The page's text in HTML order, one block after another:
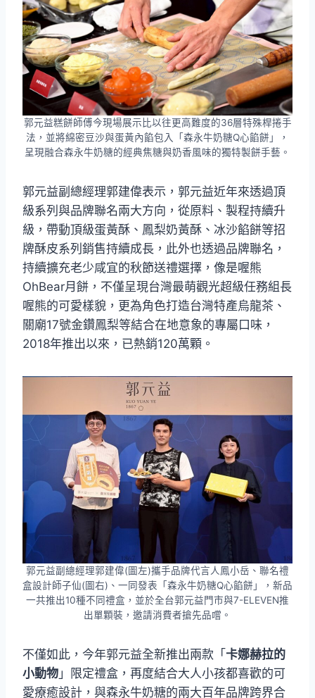
郭元益糕餅師傅今現場展示比以往更高難度的36層特殊桿捲手
法，並將綿密豆沙與蛋黃內餡包入「森永牛奶糖Q心餡餅」，
呈現融合森永牛奶糖的經典焦糖與奶香風味的獨特製餅手藝。
郭元益副總經理郭建偉表示，郭元益近年來透過頂
級系列與品牌聯名兩大方向，從原料、製程持續升
級，帶動頂級蛋黃酥、鳳梨奶黃酥、冰沙餡餅等招
牌酥皮系列銷售持續成長，此外也透過品牌聯名，
持續擴充老少咸宜的秋節送禮選擇，像是喔熊
OhBear月餅，不僅呈現台灣最萌觀光超級任務組長
喔熊的可愛樣貌，更為角色打造台灣特產烏龍茶、
關廟17號金鑽鳳梨等結合在地意象的專屬口味，
2018年推出以來，已熱銷120萬顆。
郭元益副總經理郭建偉(圖左)攜手品牌代言人鳳小岳、聯名禮
盒設計師子仙(圖右)、一同發表「森永牛奶糖Q心餡餅」，新品
一共推出10種不同禮盒，並於全台郭元益門市與7-ELEVEN推
出單顆裝，邀請消費者搶先品嚐。
不僅如此，今年郭元益全新推出兩款「卡娜赫拉的
小動物 」限定禮盒，再度結合大人小孩都喜歡的可
愛療癒設計，與森永牛奶糖的兩大百年品牌跨界合